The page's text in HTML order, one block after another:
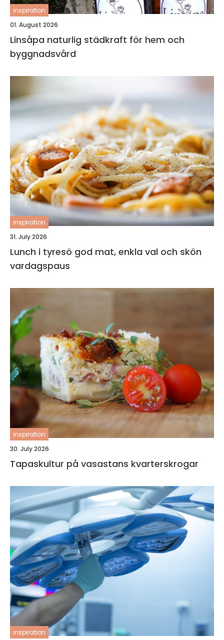
inspiration
01. August 2026
Linsåpa naturlig städkraft för hem och
byggnadsvård
inspiration
31. July 2026
Lunch i tyresö god mat, enkla val och skön
vardagspaus
inspiration
30. July 2026
Tapaskultur på vasastans kvarterskrogar
inspiration